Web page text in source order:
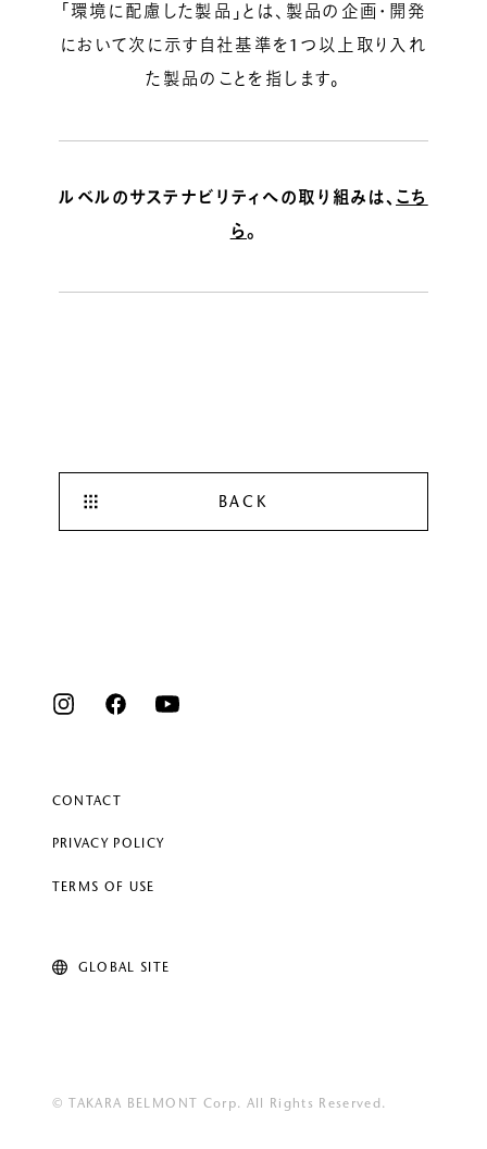
「環境に配慮した製品」とは、製品の企画・開発
において次に示す自社基準を1つ以上取り入れ
た製品のことを指します。
ルベルのサステナビリティへの取り組みは、 こち
ら。
BACK
CONTACT
PRIVACY POLICY
TERMS OF USE
GLOBAL SITE
© TAKARA BELMONT Corp. All Rights Reserved.